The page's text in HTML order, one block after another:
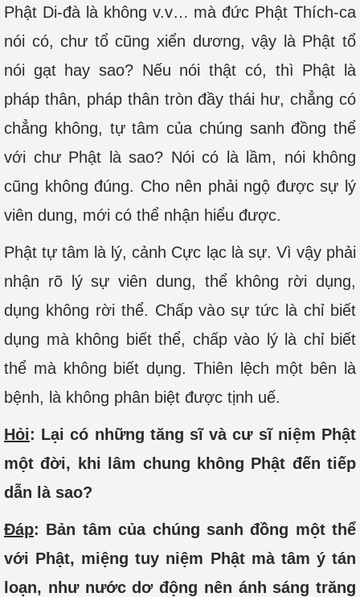
Phật Di-đà là không v.v… mà đức Phật Thích-ca
nói có, chư tổ cũng xiển dương, vậy là Phật tổ
nói gạt hay sao? Nếu nói thật có, thì Phật là
pháp thân, pháp thân tròn đầy thái hư, chẳng có
chẳng không, tự tâm của chúng sanh đồng thể
với chư Phật là sao? Nói có là lầm, nói không
cũng không đúng. Cho nên phải ngộ được sự lý
viên dung, mới có thể nhận hiểu được.
Phật tự tâm là lý, cảnh Cực lạc là sự. Vì vậy phải
nhận rõ lý sự viên dung, thể không rời dụng,
dụng không rời thể. Chấp vào sự tức là chỉ biết
dụng mà không biết thể, chấp vào lý là chỉ biết
thể mà không biết dụng. Thiên lệch một bên là
bệnh, là không phân biệt được tịnh uế.
Hỏi: Lại có những tăng sĩ và cư sĩ niệm Phật
một đời, khi lâm chung không Phật đến tiếp
dẫn là sao?
Đáp: Bản tâm của chúng sanh đồng một thể
với Phật, miệng tuy niệm Phật mà tâm ý tán
loạn, như nước dơ động nên ánh sáng trăng